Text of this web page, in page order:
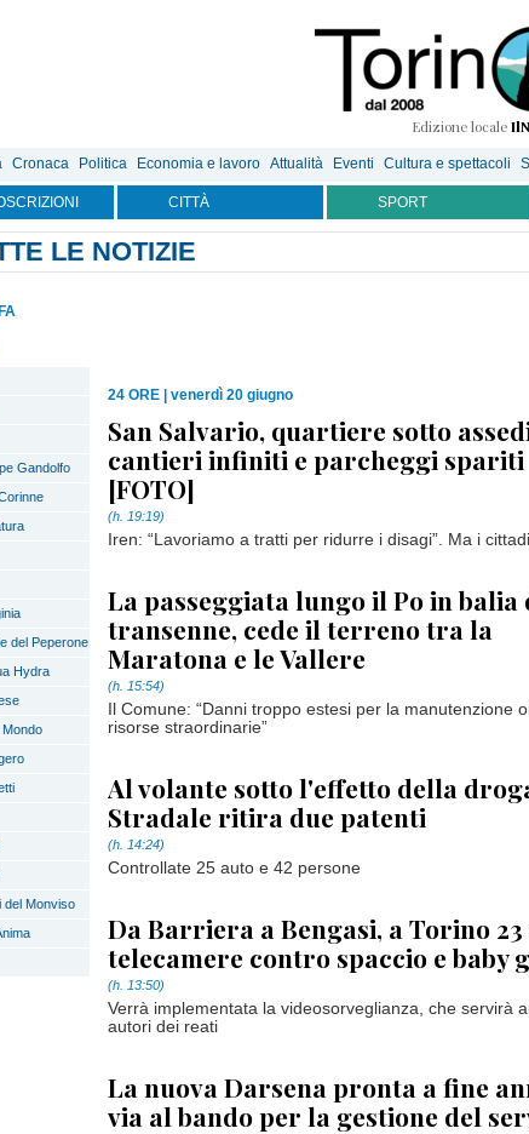
Edizione locale
Cronaca Politica Economia e lavoro Attualità Eventi Cultura e spettacoli
CITTÀ SPORT
LE NOTIZIE
Gandolfo
del Peperone
Hydra
del Monviso
24 ORE venerdì 20 giugno
San Salvario, quartiere sotto
cantieri infiniti e parcheggi spariti
[FOTO]
(h. 19:19)
Iren: “Lavoriamo a tratti per ridurre i disagi”. Ma i
La passeggiata lungo il Po in balia
transenne, cede il terreno tra la
Maratona e le Vallere
(h. 15:54)
Il Comune: “Danni troppo estesi per la manutenzione
risorse straordinarie”
Al volante sotto l'effetto della
Stradale ritira due patenti
(h. 14:24)
Controllate 25 auto e 42 persone
Da Barriera a Bengasi, a Torino 23
telecamere contro spaccio e baby
(h. 13:50)
Verrà implementata la videosorveglianza, che servirà
autori dei reati
La nuova Darsena pronta a fine
via al bando per la gestione del